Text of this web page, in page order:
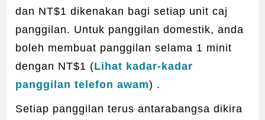
dan NT$1 dikenakan bagi setiap unit caj
panggilan. Untuk panggilan domestik, anda
boleh membuat panggilan selama 1 minit
dengan NT$1 (Lihat kadar-kadar
panggilan telefon awam) .
Setiap panggilan terus antarabangsa dikira